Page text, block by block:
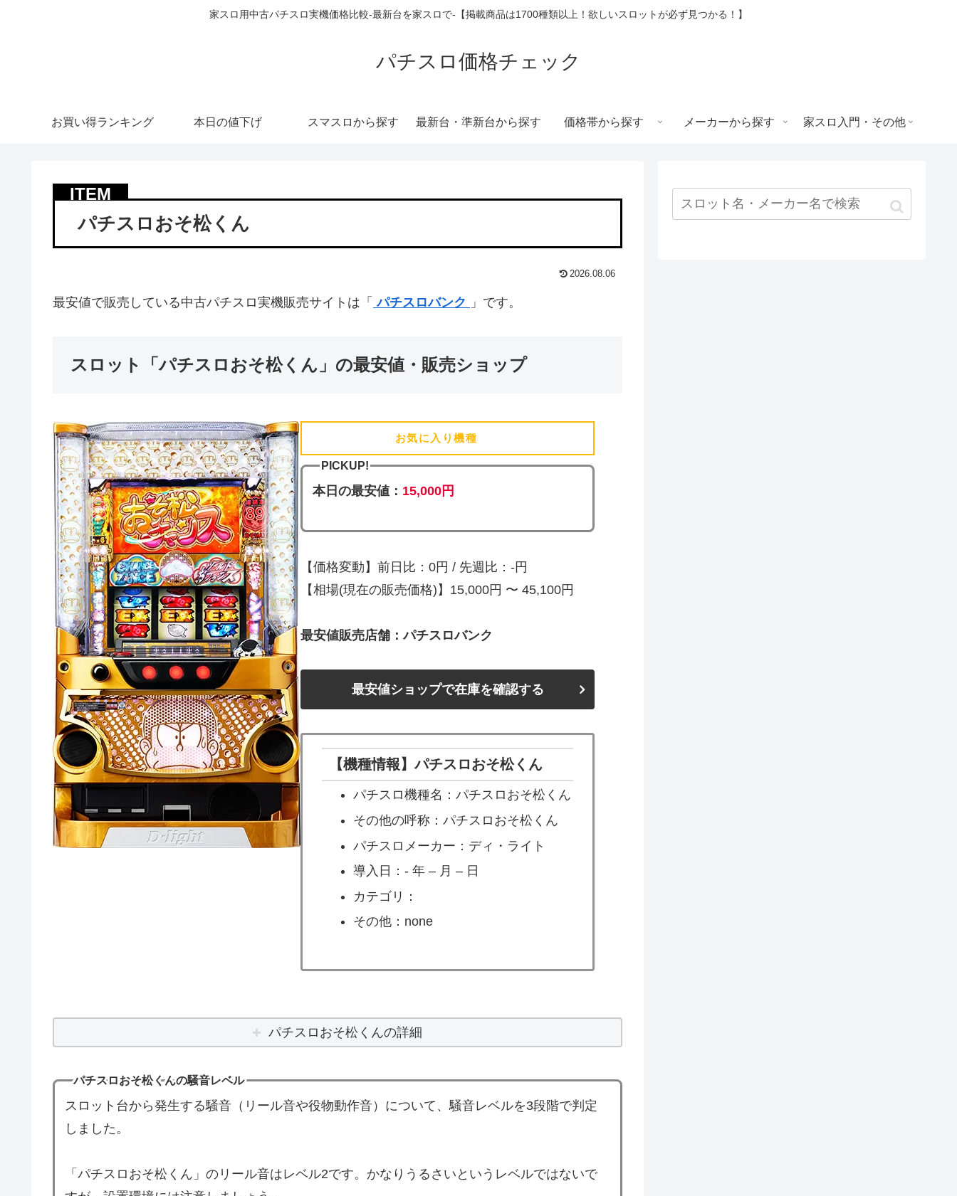
家スロ用中古パチスロ実機価格比較-最新台を家スロで-【掲載商品は1700種類以上！欲しいスロットが必ず見つかる！】
パチスロ価格チェック
お買い得ランキング 本日の値下げ スマスロから探す 最新台・準新台から探す 価格帯から探す メーカーから探す 家スロ入門・その他
パチスロおそ松くん
2026.08.06
最安値で販売している中古パチスロ実機販売サイトは「 パチスロバンク 」です。
スロット「パチスロおそ松くん」の最安値・販売ショップ
お気に入り機種
PICKUP!
本日の最安値： 15,000円
【価格変動】前日比：0円 / 先週比：-円
【相場(現在の販売価格)】15,000円 〜 45,100円
最安値販売店舗：パチスロバンク
最安値ショップで在庫を確認する
【機種情報】パチスロおそ松くん
パチスロ機種名：パチスロおそ松くん
その他の呼称：パチスロおそ松くん
パチスロメーカー：ディ・ライト
導入日：- 年 – 月 – 日
カテゴリ：
その他：none
パチスロおそ松くんの詳細
パチスロおそ松くんの騒音レベル
スロット台から発生する騒音（リール音や役物動作音）について、騒音レベルを3段階で判定
しました。
「パチスロおそ松くん」のリール音はレベル2です。かなりうるさいというレベルではないで